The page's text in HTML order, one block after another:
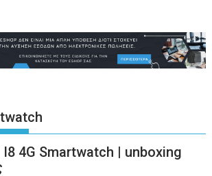
I8 4G Smartwatch | unboxing